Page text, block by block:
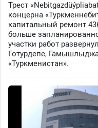
Трест
концерна
капитальный ремонт
больше
участки работ
Готурдепе,
«Туркменистан».